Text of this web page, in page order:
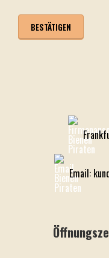
Email: